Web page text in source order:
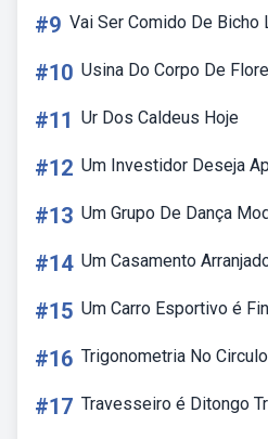
#9 Vai Ser Comido De Bicho
#10 Usina Do Corpo De
#11 Ur Dos Caldeus Hoje
#12 Um Investidor Deseja
#13 Um Grupo De Dança
#14 Um Casamento
#15 Um Carro Esportivo é
#16 Trigonometria No
#17 Travesseiro é Ditongo